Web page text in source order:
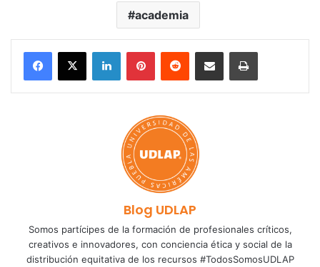
academia
LinkedInPinterestReddit Share via Email Print
Blog UDLAP
Somos partícipes de la formación de profesionales críticos,
creativos e innovadores, con conciencia ética y social de la
distribución equitativa de los recursos #TodosSomosUDLAP